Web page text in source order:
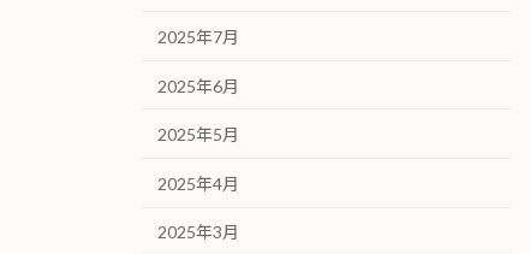
2025年7月
2025年6月
2025年5月
2025年4月
2025年3月